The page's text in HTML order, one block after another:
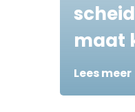
maat
Lees meer